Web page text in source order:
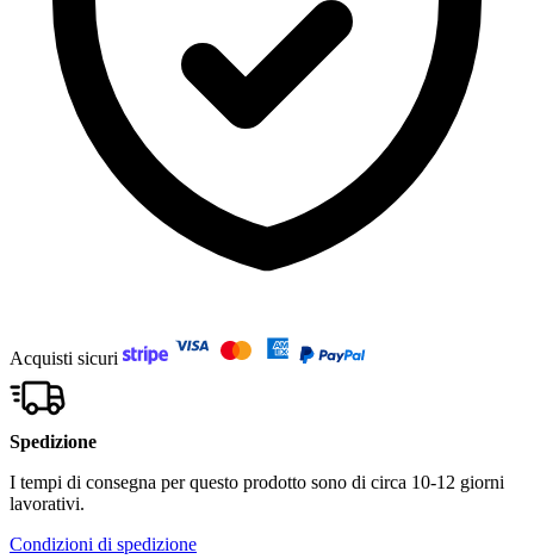
Acquisti sicuri
Spedizione
I tempi di consegna per questo prodotto sono di circa 10-12 giorni
lavorativi.
Condizioni di spedizione